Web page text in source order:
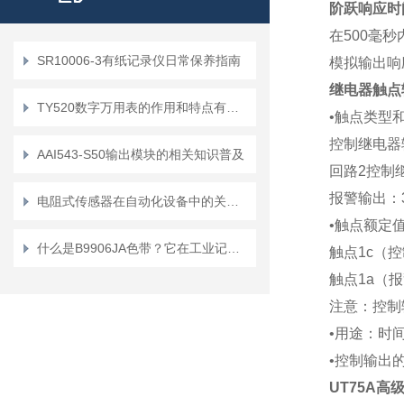
SR10006-3有纸记录仪日常保养指南
AAI543-S50输出模块的相关知识普及
阶跃响应
在500毫秒
模拟输出
继电器触
•触点类型
控制继电
回路2控制
报警输出
•触点额定
触点1c（
触点1a（
注意：控
•用途：时
•控制输出
UT75A高